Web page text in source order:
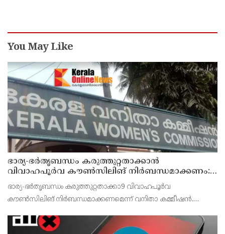
You May Like
ഭാര്യ-ഭർതൃബന്ധം കരുത്തുറ്റതാക്കാൻ
വിവാഹപൂർവ കൗൺസിലിങ് നിർബന്ധമാക്കണം:
വനിതാ കമ്മീഷൻ
ഭാര്യ-ഭർതൃബന്ധം കരുത്തുറ്റതാക്കാ9 വിവാഹപൂർവ
കൗൺസിലിങ് നിർബന്ധമാക്കണമെന്ന് വനിതാ കമ്മീഷൻ.
ദാമ്പത്യജീവിതത്തിലെ പ്രശ്‌നങ്ങൾ കുറയ്ക്കുമെന്നും